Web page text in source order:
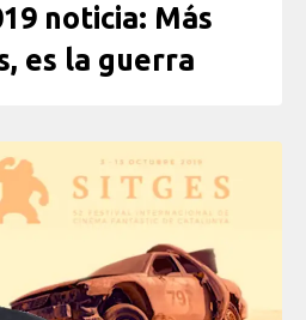
noticia: Más
es la guerra